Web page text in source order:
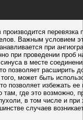
перевязка
Важным условием
при
при проведении проб
в месте
позволяет расширить
может быть
позволяет избежать
где это возможно,
в том числе и
случаев